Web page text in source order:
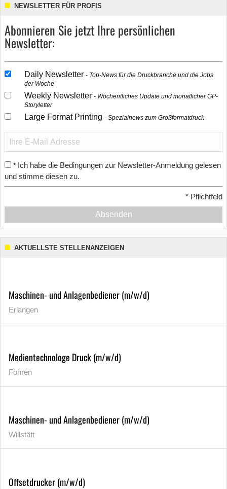
NEWSLETTER FÜR PROFIS
Abonnieren Sie jetzt Ihre persönlichen
Newsletter:
Daily Newsletter
Top-News für die Druckbranche und die Jobs
der Woche
Weekly Newsletter
Wöchentliches Update und monatlicher GP-
Storyletter
Large Format Printing Spezialnews zum Großformatdruck
* Ich habe die Bedingungen zur Newsletter-Anmeldung gelesen
und stimme diesen zu.
* Pflichtfeld
Absenden
AKTUELLSTE STELLENANZEIGEN
Maschinen- und Anlagenbediener (m/w/d)
Erlangen
Medientechnologe Druck (m/w/d)
Föhren
Maschinen- und Anlagenbediener (m/w/d)
Willstätt
Offsetdrucker (m/w/d)